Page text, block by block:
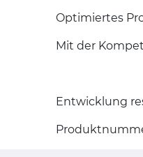
Optimiertes
Mit der
Entwicklung